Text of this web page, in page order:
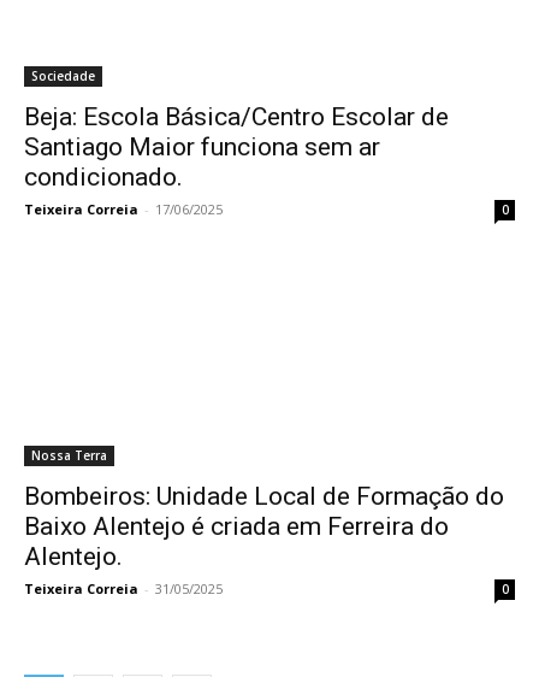
Sociedade
Beja: Escola Básica/Centro Escolar de
Santiago Maior funciona sem ar
condicionado.
Teixeira Correia - 17/06/2025 0
Nossa Terra
Bombeiros: Unidade Local de Formação do
Baixo Alentejo é criada em Ferreira do
Alentejo.
Teixeira Correia - 31/05/2025 0